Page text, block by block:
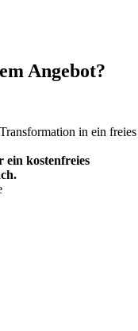
Angebot?
in ein freies
kostenfreies